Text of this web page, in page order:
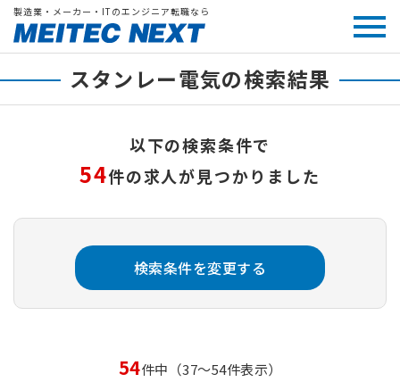
製造業・メーカー・ITのエンジニア転職なら
スタンレー電気の検索結果
以下の検索条件で
54件の求人が見つかりました
検索条件を変更する
54件中（37～54件表示）